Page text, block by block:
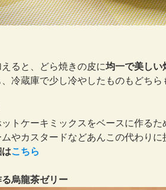
ると、どら焼きの皮に均一で美しい
冷蔵庫で少し冷やしたものもどちら
ットケーキミックスをベースに作るた
ムやカスタードなどあんこの代わりに
こちら
烏龍茶ゼリー